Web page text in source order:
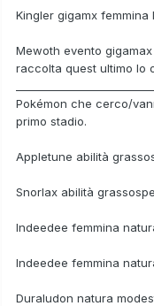
Kingler gigamx
Mewoth evento
raccolta quest ultimo lo
Pokémon che cerco/
primo stadio.
Appletune abilità
Snorlax abilità
Indeedee femmina
Indeedee femmina
Duraludon natura